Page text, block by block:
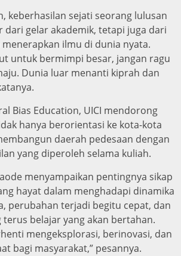
keberhasilan sejati seorang lulusan
dari gelar akademik, tetapi juga dari
ilmu di dunia nyata.
untuk bermimpi besar, jangan ragu
Dunia luar menanti kiprah dan
Bias Education, UICI mendorong
hanya berorientasi ke kota-kota
daerah pedesaan dengan
yang diperoleh selama kuliah.
menyampaikan pentingnya sikap
hayat dalam menghadapi dinamika
perubahan terjadi begitu cepat, dan
terus belajar yang akan bertahan.
mengeksplorasi, berinovasi, dan
bagi masyarakat,” pesannya.